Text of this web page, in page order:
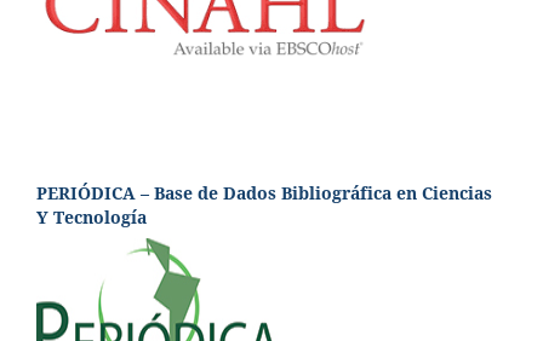
PERIÓDICA – Base de Dados Bibliográfica en Ciencias
Y Tecnología